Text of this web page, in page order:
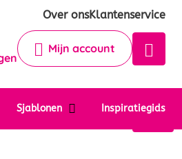
Over onsKlantenservice
Mijn account
Sjablonen Inspiratiegids
antwoord op uw vraag
7 met onze chatbot voor